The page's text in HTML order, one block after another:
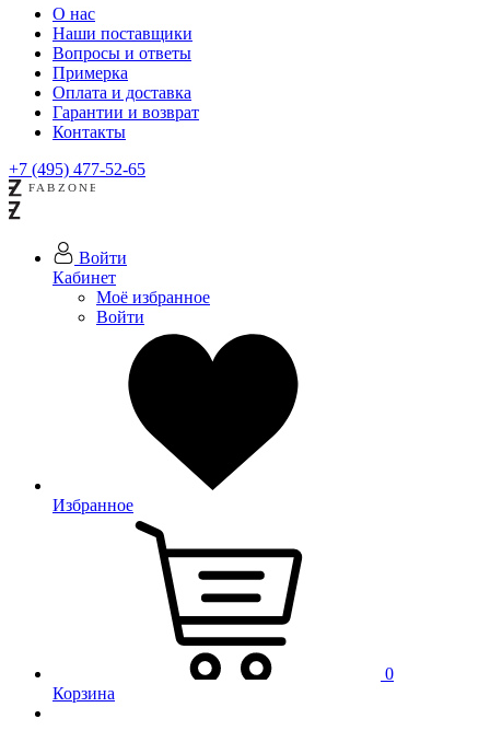
О нас
Наши поставщики
Вопросы и ответы
Примерка
Оплата и доставка
Гарантии и возврат
Контакты
+7 (495) 477-52-65
Войти
Кабинет
Моё избранное
Войти
Избранное
0
Корзина